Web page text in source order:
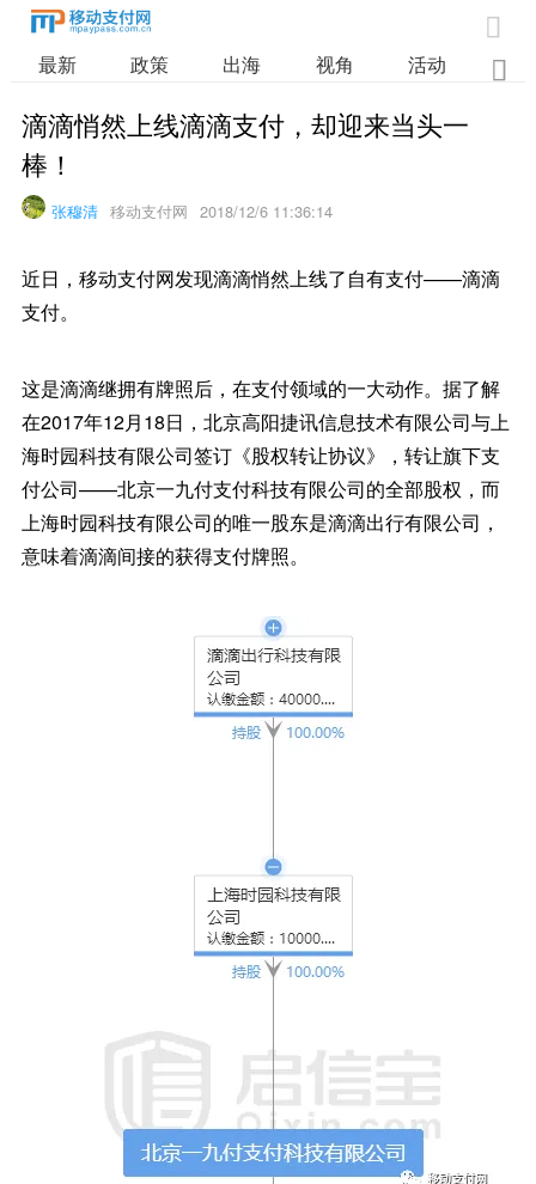

最新 政策 出海 视角 活动 业

滴滴悄然上线滴滴支付，却迎来当头一
棒！
张穆清 移动支付网 2018/12/6 11:36:14
近日，移动支付网发现滴滴悄然上线了自有支付——滴滴
支付。
这是滴滴继拥有牌照后，在支付领域的一大动作。据了解
在2017年12月18日，北京高阳捷讯信息技术有限公司与上
海时园科技有限公司签订《股权转让协议》，转让旗下支
付公司——北京一九付支付科技有限公司的全部股权，而
上海时园科技有限公司的唯一股东是滴滴出行有限公司，
意味着滴滴间接的获得支付牌照。